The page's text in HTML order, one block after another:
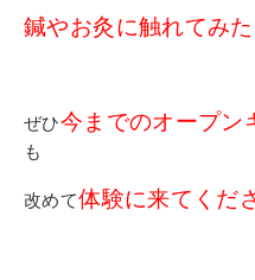
鍼やお灸に触れてみ
ぜひ今までのオープン
も
改めて体験に来てくだ